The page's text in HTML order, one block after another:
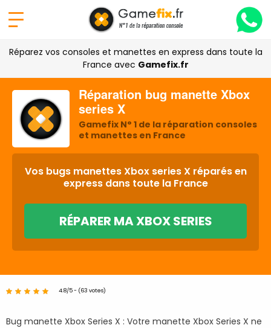
Réparez vos consoles et manettes en express dans toute la
France avec Gamefix.fr
Réparation bug manette Xbox
series X
Gamefix N° 1 de la réparation consoles
et manettes en France
Vos bugs manettes Xbox series X réparés en
express dans toute la France
RÉPARER MA XBOX SERIES
4.8/5 - (63 votes)
Bug manette Xbox Series X : Votre manette Xbox Series X ne